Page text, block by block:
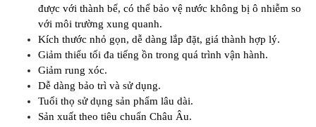
được với thành bể, có thể bảo vệ nước không bị ô nhiễm so
với môi trường xung quanh.
Kích thước nhỏ gọn, dễ dàng lắp đặt, giá thành hợp lý.
Giảm thiểu tối đa tiếng ồn trong quá trình vận hành.
Giảm rung xóc.
Dễ dàng bảo trì và sử dụng.
Tuổi thọ sử dụng sản phẩm lâu dài.
Sản xuất theo tiêu chuẩn Châu Âu.